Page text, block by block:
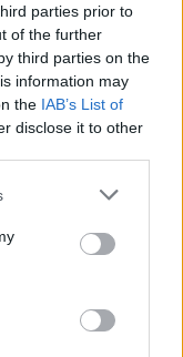
parties prior to
of the further
third parties on the
information may
the IAB’s List of
disclose it to other
στα 315,71